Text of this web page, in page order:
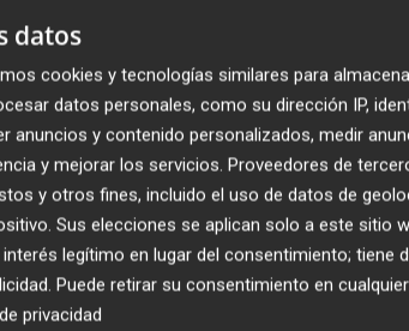
entre ejes de 2.600 mm. En comparación
un aprovechamiento del espacio
de ello es el volumen del maletero,
de los asientos traseros abatidos, la
1.125 litros). Este aumento
versátil que sus predecesores, no solo
solvencia al uso diario con amigos y
es el primer modelo de producción que
datos
cookies y tecnologías similares para
datos personales, como su dirección IP,
anuncios y contenido personalizados, medir
y mejorar los servicios. Proveedores de
y otros fines, incluido el uso de datos de
Sus elecciones se aplican solo a este sitio
legítimo en lugar del consentimiento; tiene
. Puede retirar su consentimiento en
privacidad